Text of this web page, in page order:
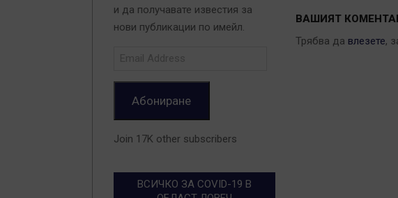
ВАШИЯТ
Трябва да влезете,
и да получавате известия за
нови публикации по имейл.
Абониране
Join 17K other subscribers
ВСИЧКО ЗА COVID-19 В